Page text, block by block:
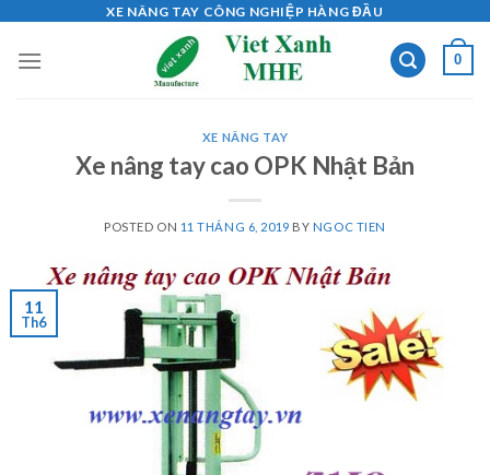
content
XE NÂNG TAY CÔNG NGHIỆP HÀNG ĐẦU
0
XE NÂNG TAY
Xe nâng tay cao OPK Nhật Bản
POSTED ON 11 THÁNG 6, 2019 BY NGOC TIEN
11
Th6